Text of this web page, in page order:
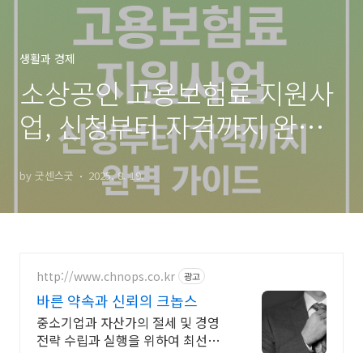
생활과 경제
소상공인 고용보험료 지원사
업, 신청부터 자격까지 완벽
가이드
by 굿센스굿 2025. 8. 19.
http://www.chnops.co.kr 광고
바른 약속과 신뢰의 크놉스
중소기업과 자산가의 절세 및 경영
전략 수립과 실행을 위하여 최선을